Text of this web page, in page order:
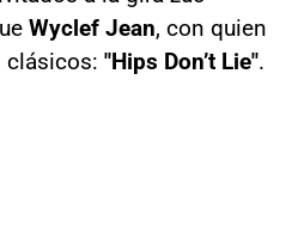
Wyclef Jean, con quien
clásicos: "Hips Don’t Lie".